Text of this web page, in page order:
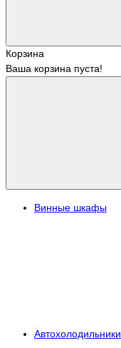
Корзина
Ваша корзина пуста!
Винные шкафы
Автохолодильники